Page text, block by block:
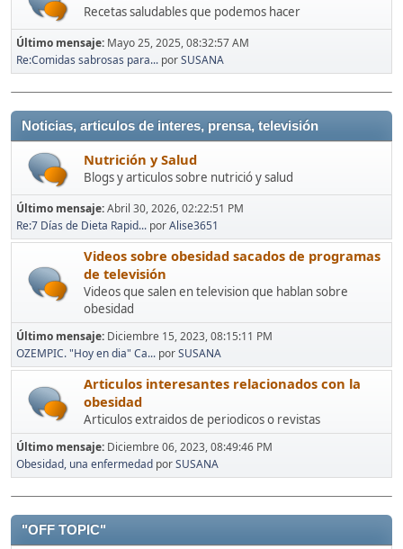
Recetas saludables que podemos hacer
Último mensaje: Mayo 25, 2025, 08:32:57 AM
Re:Comidas sabrosas para... porSUSANA
Noticias, articulos de interes, prensa, televisión
Nutrición y Salud
Blogs y articulos sobre nutrició y salud
Último mensaje:Abril 30, 2026, 02:22:51 PM
Re:7 Días de Dieta Rapid... porAlise3651
Videos sobre obesidad sacados de programas
de televisión
Videos que salen en television que hablan sobre
obesidad
Último mensaje: Diciembre 15, 2023, 08:15:11 PM
OZEMPIC. "Hoy en dia" Ca... porSUSANA
Articulos interesantes relacionados con la
obesidad
Articulos extraidos de periodicos o revistas
Último mensaje: Diciembre 06, 2023, 08:49:46 PM
Obesidad, una enfermedad porSUSANA
"OFF TOPIC"